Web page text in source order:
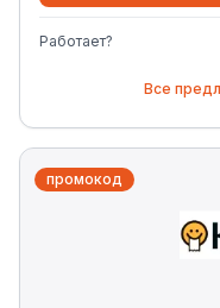
Работает?
Все
промокод